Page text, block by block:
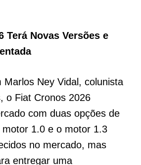
Terá Novas Versões e
Marlos Ney Vidal, colunista
o Fiat Cronos 2026
com duas opções de
1.0 e o motor 1.3
no mercado, mas
entregar uma